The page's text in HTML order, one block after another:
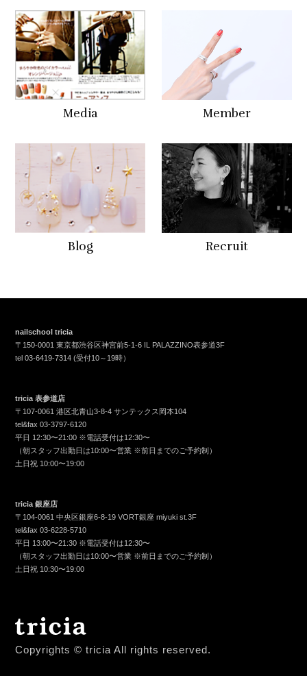
Media Member
Blog Recruit
nailschool tricia
〒150-0001 東京都渋谷区神宮前5-1-6 IL PALAZZINO表参道3F
tel03-6419-7314 (受付10～19時）
tricia 表参道店
〒107-0061 港区北青山3-8-4 サンテックス岡本104
tel&fax03-3797-6120
平日 12:30〜21:00 ※電話受付は12:30〜
（朝スタッフ出勤日は10:00〜営業 ※前日までのご予約制）
土日祝 10:00〜19:00
tricia 銀座店
〒104-0061 中央区銀座6-8-19 VORT銀座 miyuki st.3F
tel&fax03-6228-5710
平日 13:00〜21:30 ※電話受付は12:30〜
（朝スタッフ出勤日は10:00〜営業 ※前日までのご予約制）
土日祝 10:30〜19:00
Copyrights © tricia All rights reserved.